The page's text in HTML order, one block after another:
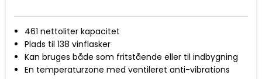
461 nettoliter kapacitet
Plads til 138 vinflasker
Kan bruges både som fritstående eller til indbygning
En temperaturzone med ventileret anti-vibrations